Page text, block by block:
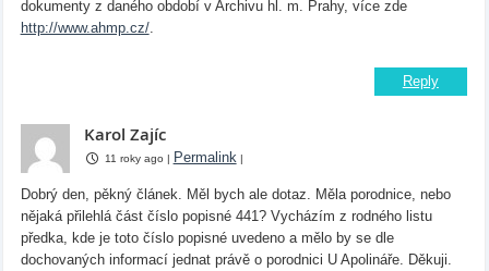
dokumenty z daného období v Archivu hl. m. Prahy, více zde
http://www.ahmp.cz/.
Reply
Karol Zajíc
11 roky ago | Permalink|
Dobrý den, pěkný článek. Měl bych ale dotaz. Měla porodnice, nebo
nějaká přilehlá část číslo popisné 441? Vycházím z rodného listu
předka, kde je toto číslo popisné uvedeno a mělo by se dle
dochovaných informací jednat právě o porodnici U Apolináře. Děkuji.